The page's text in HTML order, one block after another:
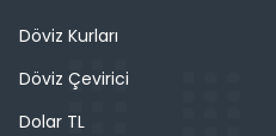
Döviz Kurları
Döviz Çevirici
Dolar TL